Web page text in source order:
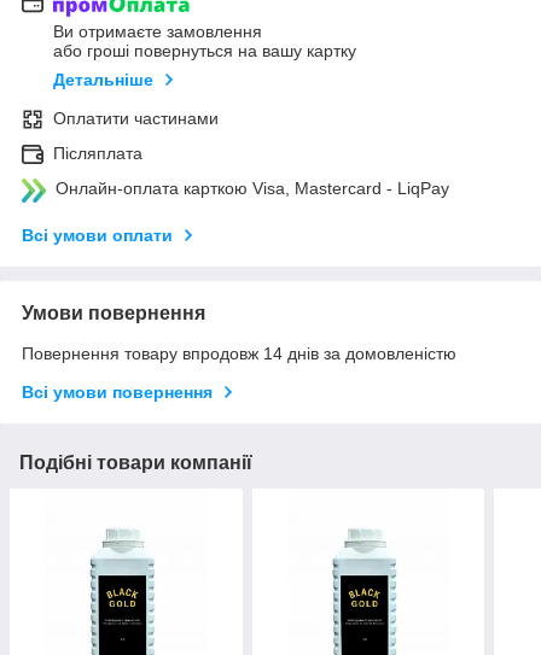
Ви отримаєте замовлення
або гроші повернуться на вашу картку
Детальніше
Оплатити частинами
Післяплата
Онлайн-оплата карткою Visa, Mastercard - LiqPay
Всі умови оплати
Умови повернення
Повернення товару впродовж 14 днів за домовленістю
Всі умови повернення
Подібні товари компанії